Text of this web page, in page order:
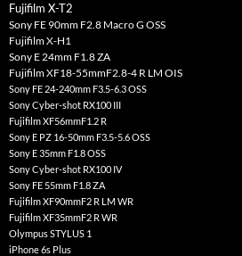
Fujifilm X-T2
Sony FE 90mm F2.8 Macro G OSS
Fujifilm X-H1
Sony E 24mm F1.8 ZA
Fujifilm XF18-55mmF2.8-4 R LM OIS
Sony FE 24-240mm F3.5-6.3 OSS
Sony Cyber-shot RX100 III
Fujifilm XF56mmF1.2 R
Sony E PZ 16-50mm F3.5-5.6 OSS
Sony E 35mm F1.8 OSS
Sony Cyber-shot RX100 IV
Sony FE 55mm F1.8 ZA
Fujifilm XF90mmF2 R LM WR
Fujifilm XF35mmF2 R WR
Olympus STYLUS 1
iPhone 6s Plus